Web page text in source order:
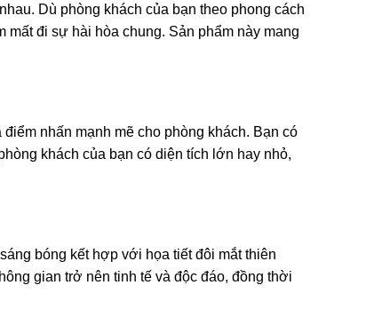
Dù phòng khách của bạn theo phong cách
mất đi sự hài hòa chung. Sản phẩm này mang
nhấn mạnh mẽ cho phòng khách. Bạn có
khách của bạn có diện tích lớn hay nhỏ,
bóng kết hợp với họa tiết đôi mắt thiên
gian trở nên tinh tế và độc đáo, đồng thời